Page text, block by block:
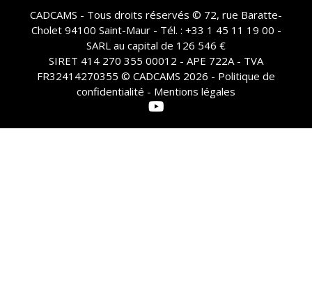
CADCAMS - Tous droits réservés © 72, rue Baratte-
Cholet 94100 Saint-Maur - Tél. : +33 1 45 11 19 00 -
SARL au capital de 126 546 €
SIRET 414 270 355 00012 - APE 722A - TVA
FR32414270355 © CADCAMS 2026 - Politique de
confidentialité - Mentions légales